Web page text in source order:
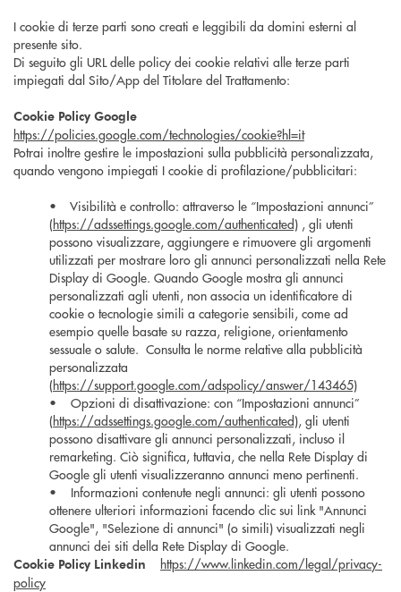
I cookie di terze parti sono creati e leggibili da domini esterni al
presente sito.
Di seguito gli URL delle policy dei cookie relativi alle terze parti
impiegati dal Sito/App del Titolare del Trattamento:
Cookie Policy Google
https://policies.google.com/technologies/cookie?hl=it
Potrai inoltre gestire le impostazioni sulla pubblicità personalizzata,
quando vengono impiegati I cookie di profilazione/pubblicitari:
• Visibilità e controllo: attraverso le “Impostazioni annunci”
(https://adssettings.google.com/authenticated) , gli utenti
possono visualizzare, aggiungere e rimuovere gli argomenti
utilizzati per mostrare loro gli annunci personalizzati nella Rete
Display di Google. Quando Google mostra gli annunci
personalizzati agli utenti, non associa un identificatore di
cookie o tecnologie simili a categorie sensibili, come ad
esempio quelle basate su razza, religione, orientamento
sessuale o salute. Consulta le norme relative alla pubblicità
personalizzata
(https://support.google.com/adspolicy/answer/143465)
• Opzioni di disattivazione: con “Impostazioni annunci”
(https://adssettings.google.com/authenticated), gli utenti
possono disattivare gli annunci personalizzati, incluso il
remarketing. Ciò significa, tuttavia, che nella Rete Display di
Google gli utenti visualizzeranno annunci meno pertinenti.
• Informazioni contenute negli annunci: gli utenti possono
ottenere ulteriori informazioni facendo clic sui link "Annunci
Google", "Selezione di annunci" (o simili) visualizzati negli
annunci dei siti della Rete Display di Google.
Cookie Policy Linkedin
https://www.linkedin.com/legal/privacy-
policy